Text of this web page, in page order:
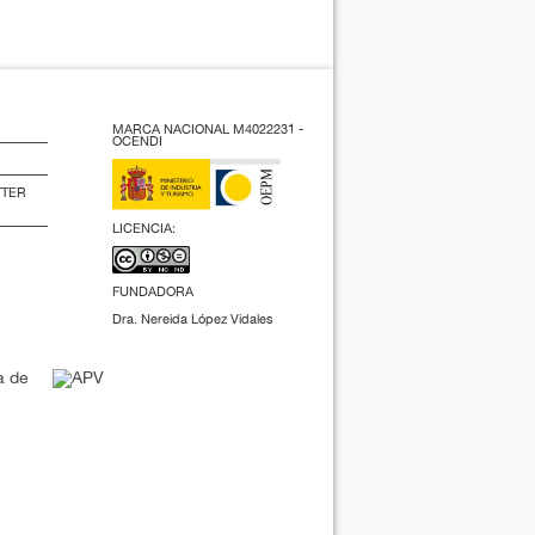
MARCA NACIONAL M4022231 -
OCENDI
LICENCIA:
FUNDADORA
Dra. Nereida López Vidales